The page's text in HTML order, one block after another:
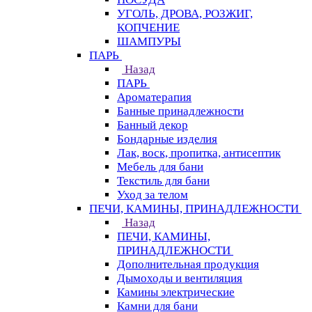
УГОЛЬ, ДРОВА, РОЗЖИГ,
КОПЧЕНИЕ
ШАМПУРЫ
ПАРЬ
Назад
ПАРЬ
Ароматерапия
Банные принадлежности
Банный декор
Бондарные изделия
Лак, воск, пропитка, антисептик
Мебель для бани
Текстиль для бани
Уход за телом
ПЕЧИ, КАМИНЫ, ПРИНАДЛЕЖНОСТИ
Назад
ПЕЧИ, КАМИНЫ,
ПРИНАДЛЕЖНОСТИ
Дополнительная продукция
Дымоходы и вентиляция
Камины электрические
Камни для бани